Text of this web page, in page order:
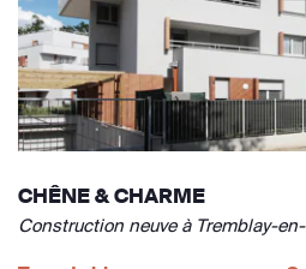
CHÊNE & CHARME
Construction neuve à Tremblay-